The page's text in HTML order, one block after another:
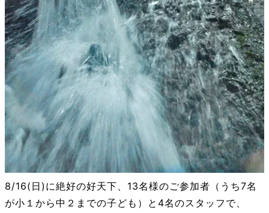
8/16(日)に絶好の好天下、13名様のご参加者（うち7名
が小１から中２までの子ども）と4名のスタッフで、